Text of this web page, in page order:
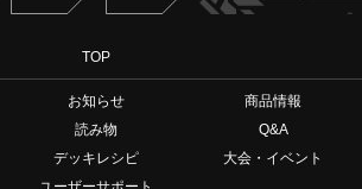
TOP
お知らせ
商品情報
読み物
Q&A
デッキレシピ
大会・イベント